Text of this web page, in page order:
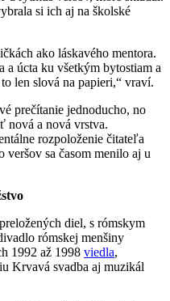
si ich aj na školské
ako láskavého mentora.
a úcta ku všetkým bytostiam a
len slová na papieri,“ vraví.
prečítanie jednoducho, no
nová a nová vrstva.
rozpoloženie čitateľa
veršov sa časom menilo aj u
diel, s rómskym
rómskej menšiny
1992 až 1998 viedla,
Krvavá svadba aj muzikál